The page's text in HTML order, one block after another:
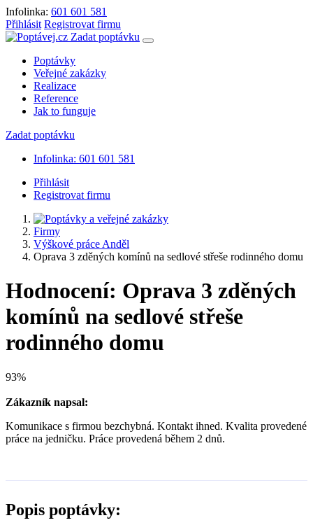
Infolinka: 601 601 581
Přihlásit Registrovat firmu
Zadat poptávku
Poptávky
Veřejné zakázky
Realizace
Reference
Jak to funguje
Zadat poptávku
Infolinka: 601 601 581
Přihlásit
Registrovat firmu
Firmy
Výškové práce Anděl
Oprava 3 zděných komínů na sedlové střeše rodinného domu
Hodnocení: Oprava 3 zděných
komínů na sedlové střeše
rodinného domu
93%
Zákazník napsal:
Komunikace s firmou bezchybná. Kontakt ihned. Kvalita provedené
práce na jedničku. Práce provedená během 2 dnů.
Popis poptávky: